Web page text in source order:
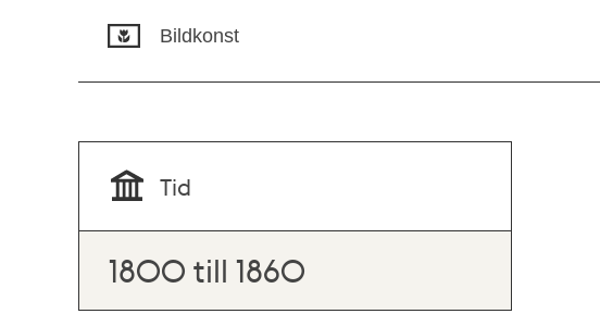
Bildkonst
Tid
1800 till 1860